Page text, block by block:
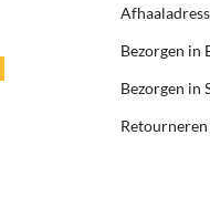
Bezorgen in
Bezorgen in
Retourneren